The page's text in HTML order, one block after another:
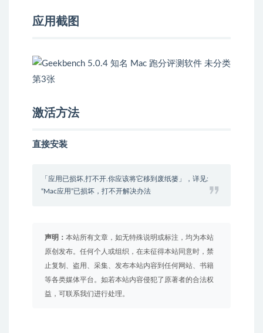
应用截图
激活方法
直接安装
「应用已损坏,打不开.你应该将它移到废纸篓」，详见:
“Mac应用”已损坏，打不开解决办法
声明： 本站所有文章，如无特殊说明或标注，均为本站
原创发布。任何个人或组织，在未征得本站同意时，禁
止复制、盗用、采集、发布本站内容到任何网站、书籍
等各类媒体平台。如若本站内容侵犯了原著者的合法权
益，可联系我们进行处理。